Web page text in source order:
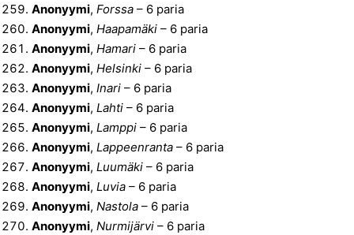
Anonyymi, Forssa – 6 paria
Anonyymi, Haapamäki – 6 paria
Anonyymi, Hamari – 6 paria
Anonyymi, Helsinki – 6 paria
Anonyymi, Inari – 6 paria
Anonyymi, Lahti – 6 paria
Anonyymi, Lamppi – 6 paria
Anonyymi, Lappeenranta – 6 paria
Anonyymi, Luumäki – 6 paria
Anonyymi, Luvia – 6 paria
Anonyymi, Nastola – 6 paria
Anonyymi, Nurmijärvi – 6 paria